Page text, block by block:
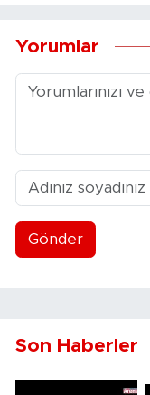
Yorumlar
Gönder
Son Haberler